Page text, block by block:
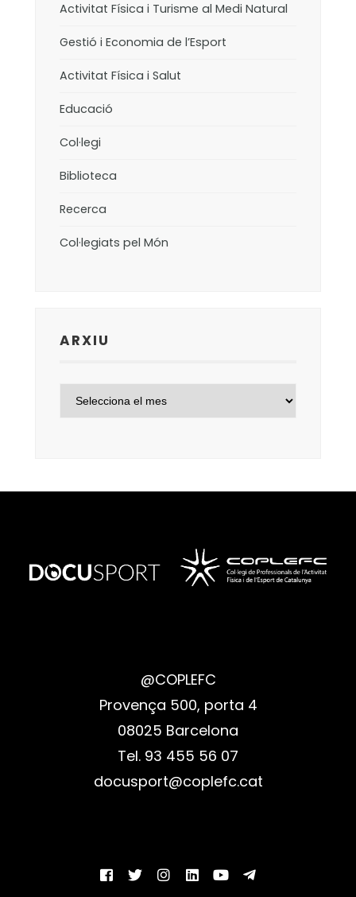
Activitat Física i Turisme al Medi Natural
Gestió i Economia de l’Esport
Activitat Física i Salut
Educació
Col·legi
Biblioteca
Recerca
Col·legiats pel Món
ARXIU
ARXIU
@COPLEFC
Provença 500, porta 4
08025 Barcelona
Tel. 93 455 56 07
docusport@coplefc.cat